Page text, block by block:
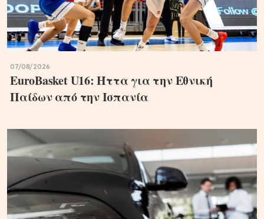
07/08/2026
EuroBasket U16: Ήττα για την Εθνική
Παίδων από την Ισπανία